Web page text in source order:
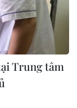
Trung tâm